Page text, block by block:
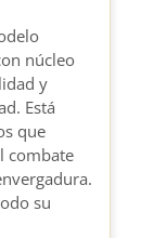
núcleo
y
Está
que
combate
su